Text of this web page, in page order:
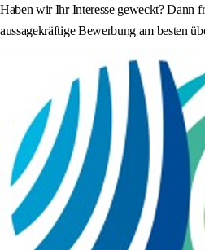
Haben wir Ihr Interesse geweckt? Dann
aussagekräftige Bewerbung am besten